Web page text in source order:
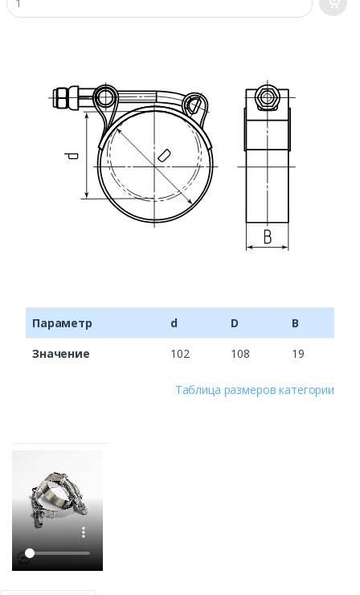
Параметр d D
B
Значение
102 108 19
Таблица размеров категории